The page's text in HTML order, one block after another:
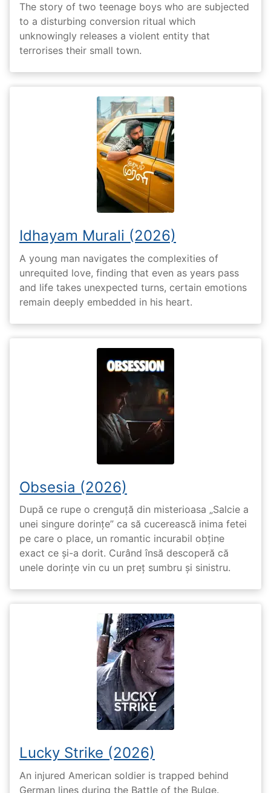
The story of two teenage boys who are subjected
to a disturbing conversion ritual which
unknowingly releases a violent entity that
terrorises their small town.
Idhayam Murali (2026)
A young man navigates the complexities of
unrequited love, finding that even as years pass
and life takes unexpected turns, certain emotions
remain deeply embedded in his heart.
Obsesia (2026)
După ce rupe o crenguță din misterioasa „Salcie a
unei singure dorințe” ca să cucerească inima fetei
pe care o place, un romantic incurabil obține
exact ce și-a dorit. Curând însă descoperă că
unele dorințe vin cu un preț sumbru și sinistru.
Lucky Strike (2026)
An injured American soldier is trapped behind
German lines during the Battle of the Bulge.